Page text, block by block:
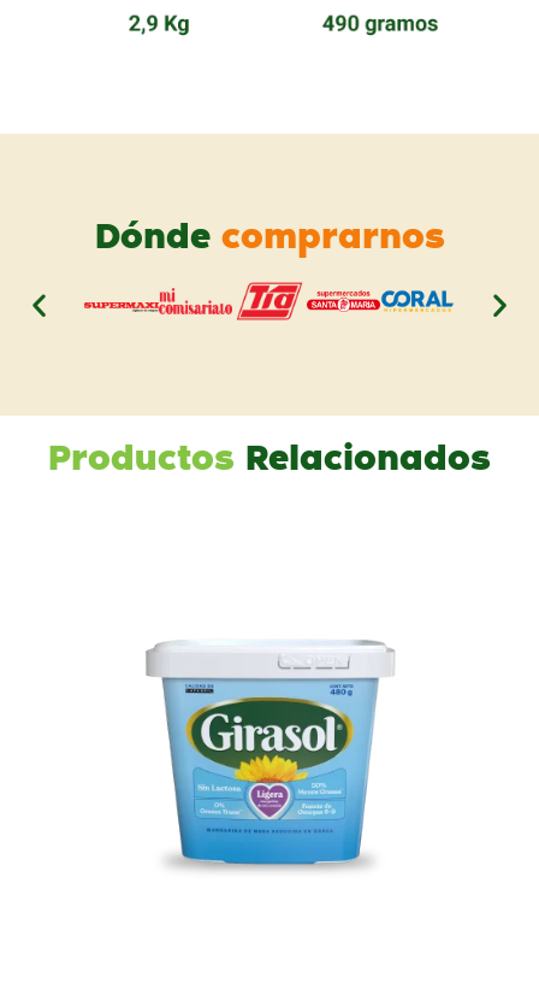
Dónde comprarnos
Productos Relacionados